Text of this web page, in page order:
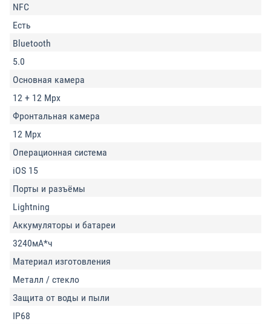
NFC
Есть
Bluetooth
5.0
Основная камера
12 + 12 Mpx
Фронтальная камера
12 Mpx
Операционная система
iOS 15
Порты и разъёмы
Lightning
Аккумуляторы и батареи
3240мА*ч
Материал изготовления
Металл / стекло
Защита от воды и пыли
IP68